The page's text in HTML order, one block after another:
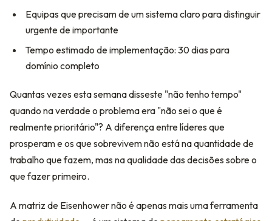
Equipas que precisam de um sistema claro para distinguir
urgente de importante
Tempo estimado de implementação: 30 dias para
domínio completo
Quantas vezes esta semana disseste "não tenho tempo"
quando na verdade o problema era "não sei o que é
realmente prioritário"? A diferença entre líderes que
prosperam e os que sobrevivem não está na quantidade de
trabalho que fazem, mas na qualidade das decisões sobre o
que fazer primeiro.
A matriz de Eisenhower não é apenas mais uma ferramenta